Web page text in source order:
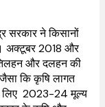
सरकार ने किसानों
अक्टूबर 2018 और
और दलहन की
कि कृषि लागत
लिए 2023-24 मूल्य